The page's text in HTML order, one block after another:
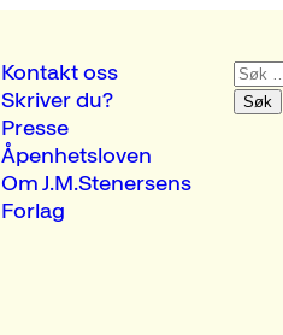
Kontakt oss
Skriver du?
Presse
Åpenhetsloven
Om J.M.Stenersens
Forlag
Søk
etter: